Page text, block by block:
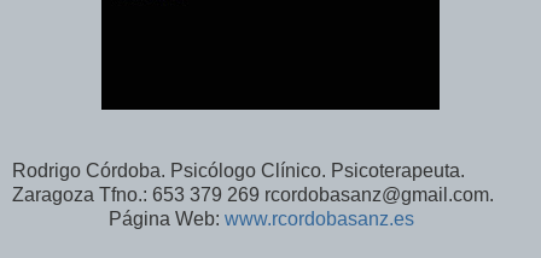
Rodrigo Córdoba. Psicólogo Clínico. Psicoterapeuta.
Zaragoza Tfno.: 653 379 269 rcordobasanz@gmail.com.
Página Web: www.rcordobasanz.es